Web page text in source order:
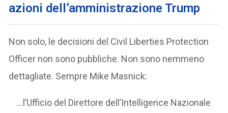
azioni dell’amministrazione Trump
Non solo, le decisioni del Civil Liberties Protection
Officer non sono pubbliche. Non sono nemmeno
dettagliate. Sempre Mike Masnick:
…l’Ufficio del Direttore dell’Intelligence Nazionale